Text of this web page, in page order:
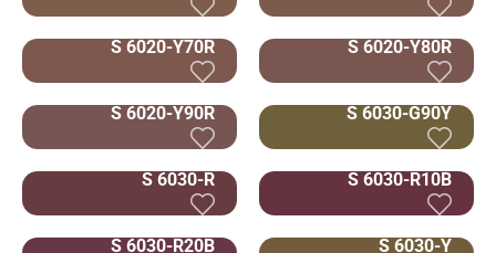
S 6020-Y70R S 6020-Y80R
S 6020-Y90R S 6030-G90Y
S 6030-R S 6030-R10B
S 6030-R20B S 6030-Y